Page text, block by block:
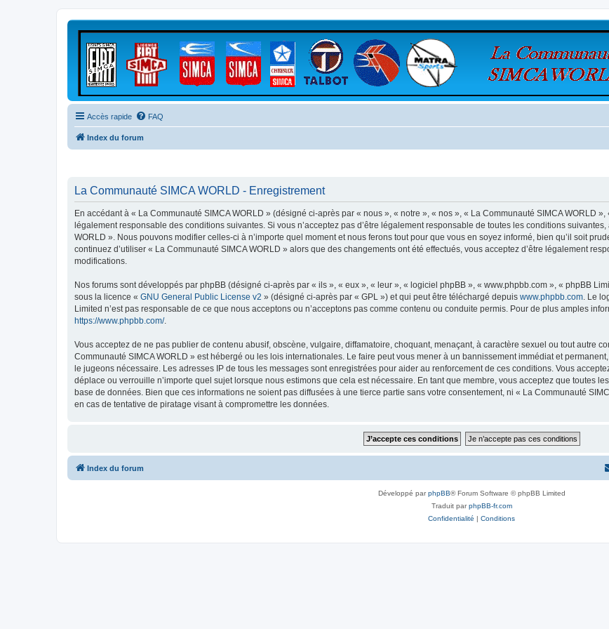
Accès rapide FAQ
Index du forum
La Communauté SIMCA WORLD - Enregistrement
En accédant à « La Communauté SIMCA WORLD » (désigné ci-après par « nous », « notre », « nos », « La Communauté SIMCA WORLD
légalement responsable des conditions suivantes. Si vous n’acceptez pas d’être légalement responsable de toutes les conditions
WORLD ». Nous pouvons modifier celles-ci à n’importe quel moment et nous ferons tout pour que vous en soyez informé, bien qu’il soit
continuez d’utiliser « La Communauté SIMCA WORLD » alors que des changements ont été effectués, vous acceptez d’être légalement
modifications.
Nos forums sont développés par phpBB (désigné ci-après par « ils », « eux », « leur », « logiciel phpBB », « www.phpbb.com », « phpBB
sous la licence « GNU General Public License v2 » (désigné ci-après par « GPL ») et qui peut être téléchargé depuis www.phpbb.com . Le
Limited n’est pas responsable de ce que nous acceptons ou n’acceptons pas comme contenu ou conduite permis. Pour de plus amples
https://www.phpbb.com/.
Vous acceptez de ne pas publier de contenu abusif, obscène, vulgaire, diffamatoire, choquant, menaçant, à caractère sexuel ou tout autre
Communauté SIMCA WORLD » est hébergé ou les lois internationales. Le faire peut vous mener à un bannissement immédiat et
le jugeons nécessaire. Les adresses IP de tous les messages sont enregistrées pour aider au renforcement de ces conditions. Vous
déplace ou verrouille n’importe quel sujet lorsque nous estimons que cela est nécessaire. En tant que membre, vous acceptez que toutes
base de données. Bien que ces informations ne soient pas diffusées à une tierce partie sans votre consentement, ni « La Communauté
en cas de tentative de piratage visant à compromettre les données.
Index du forum
Développé parphpBB® Forum Software © phpBB Limited
Traduit parphpBB-fr.com
Confidentialité | Conditions